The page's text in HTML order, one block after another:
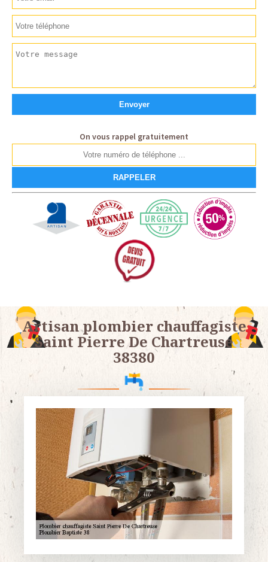
On vous rappel gratuitement
Artisan plombier chauffagiste
Saint Pierre De Chartreuse
38380